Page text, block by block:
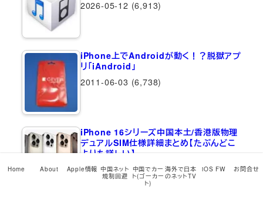
2026-05-12 (6,913)
iPhone上でAndroidが動く！？脱獄アプ
リ「iAndroid」
2011-06-03 (6,738)
iPhone 16シリーズ中国本土/香港版物理
デュアルSIM仕様詳細まとめ【たぶんどこ
よりも詳しい】
2024-09-10 (5,914)
Home About Apple情報 中国ネット
規制回避
中国でカー
ト(ゴーカー
ト)
海外で日本
のネットTV
iOS FW お問合せ